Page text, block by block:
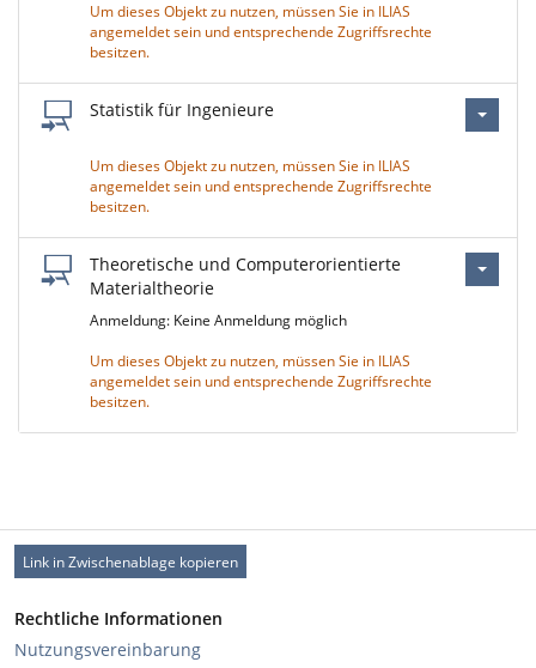
Um dieses Objekt zu nutzen, müssen Sie in ILIAS
angemeldet sein und entsprechende Zugriffsrechte
besitzen.
Statistik für Ingenieure
Um dieses Objekt zu nutzen, müssen Sie in ILIAS
angemeldet sein und entsprechende Zugriffsrechte
besitzen.
Theoretische und Computerorientierte
Materialtheorie
Anmeldung: Keine Anmeldung möglich
Um dieses Objekt zu nutzen, müssen Sie in ILIAS
angemeldet sein und entsprechende Zugriffsrechte
besitzen.
Link in Zwischenablage kopieren
Rechtliche Informationen
Nutzungsvereinbarung